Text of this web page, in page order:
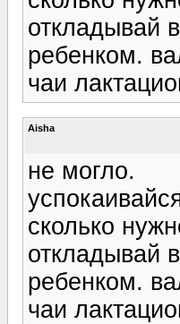
откладывай
ребенком.
чаи
Aisha
не могло.
сколько
откладывай
ребенком.
чаи